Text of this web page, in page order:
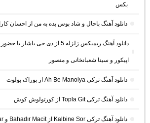
بکس
دانلود آهنگ باحال و شاد بوس بده به من از احسان
دانلود آهنگ ریمیکس زلزله 5 از دی
اپیکور و سینا شعبانخانی و منصور
دانلود آهنگ ترکی Ah Be Manolya از بوراک بولوت
دانلود آهنگ ترکی Topla Git از کورتولوش کوش
دانلود آهنگ ترکی Kalbine Sor از Bahadır Macit و Tunahan Sakar